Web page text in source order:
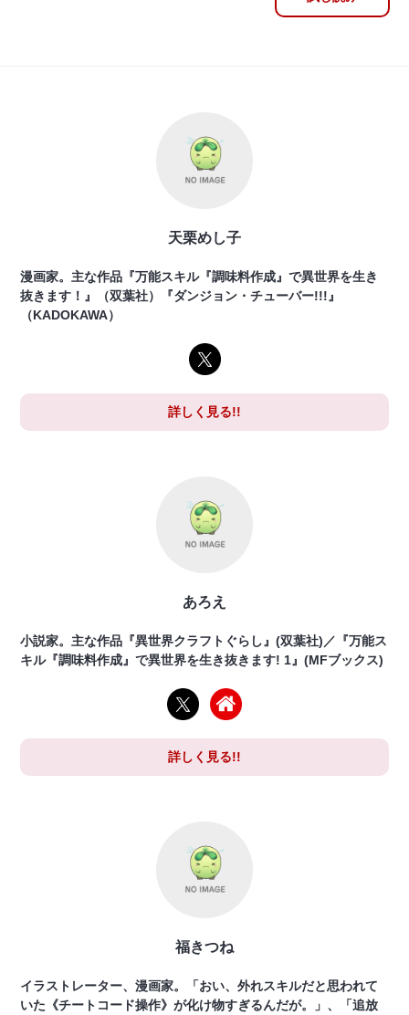
天栗めし子
漫画家。主な作品『万能スキル『調味料作成』で異世界を生き
抜きます！』（双葉社）『ダンジョン・チューバー!!!』
（KADOKAWA）
詳しく見る!!
あろえ
小説家。主な作品『異世界クラフトぐらし』(双葉社)／『万能ス
キル『調味料作成』で異世界を生き抜きます! 1』(MFブックス)
詳しく見る!!
福きつね
イラストレーター、漫画家。「おい、外れスキルだと思われて
いた《チートコード操作》が化け物すぎるんだが。」、「追放